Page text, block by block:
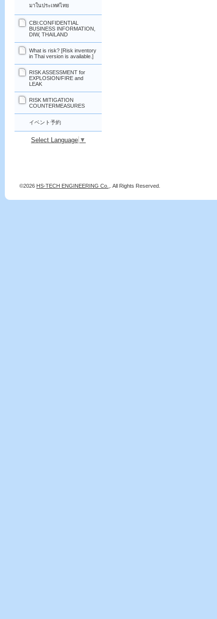
มาในประเทศไทย
CBI:CONFIDENTIAL
BUSINESS INFORMATION,
DIW, THAILAND
What is risk? [Risk inventory
in Thai version is available.]
RISK ASSESSMENT for
EXPLOSION/FIRE and
LEAK
RISK MITIGATION
COUNTERMEASURES
イベント予約
Select Language ▼
©2026 HS-TECH ENGINEERING Co., . All Rights Reserved.